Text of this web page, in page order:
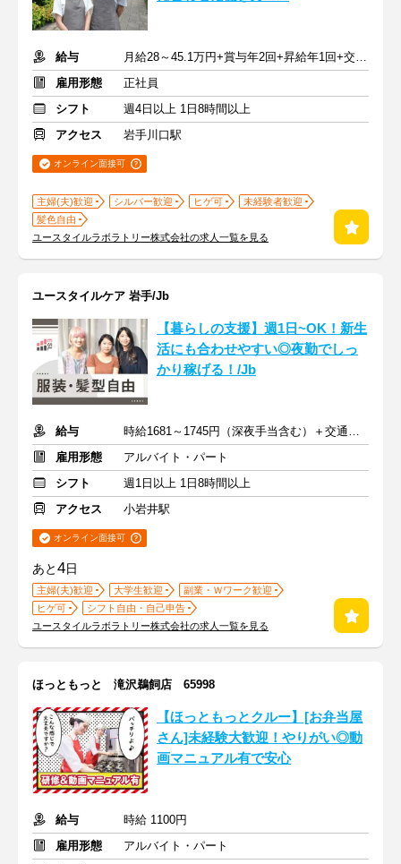
給与
月給28～45.1万円+賞与年2回+昇給年1回+交通費全額
雇用形態
正社員
シフト
週4日以上 1日8時間以上
アクセス
岩手川口駅
オンライン面接可
主婦(夫)歓迎 シルバー歓迎 ヒゲ可
未経験者歓迎
髪色自由
ユースタイルラボラトリー株式会社の求人一覧を見る
ユースタイルケア 岩手/Jb
【暮らしの支援】週1日~OK！新生
活にも合わせやすい◎夜勤でしっ
かり稼げる！/Jb
給与
時給1681～1745円（深夜手当含む）＋交通費支給
雇用形態
アルバイト・パート
シフト
週1日以上 1日8時間以上
アクセス
小岩井駅
オンライン面接可
あと4日
主婦(夫)歓迎 大学生歓迎
副業・Ｗワーク歓迎
ヒゲ可
シフト自由・自己申告
ユースタイルラボラトリー株式会社の求人一覧を見る
ほっともっと 滝沢鵜飼店 65998
【ほっともっとクルー】[お弁当屋
さん]未経験大歓迎！やりがい◎動
画マニュアル有で安心
給与
時給 1100円
雇用形態
アルバイト・パート